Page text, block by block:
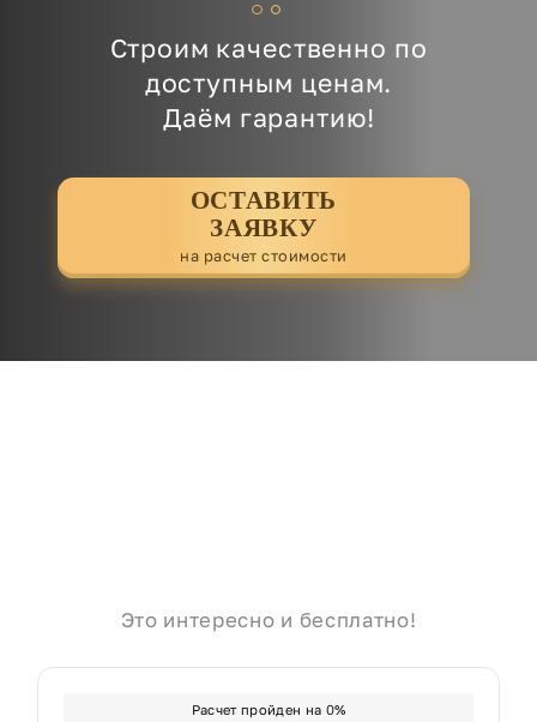
Строим качественно по
доступным ценам.
Даём гарантию!
ОСТАВИТЬ
ЗАЯВКУ
на расчет стоимости
Это интересно и бесплатно!
Расчет пройден на 0%